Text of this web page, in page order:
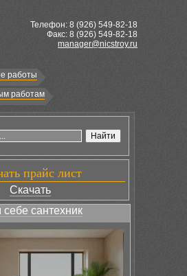
Телефон: 8 (926) 549-82-18
Факс: 8 (926) 549-82-18
manager@nicstroy.ru
работы
работам
прайс лист
Скачать
сантехник